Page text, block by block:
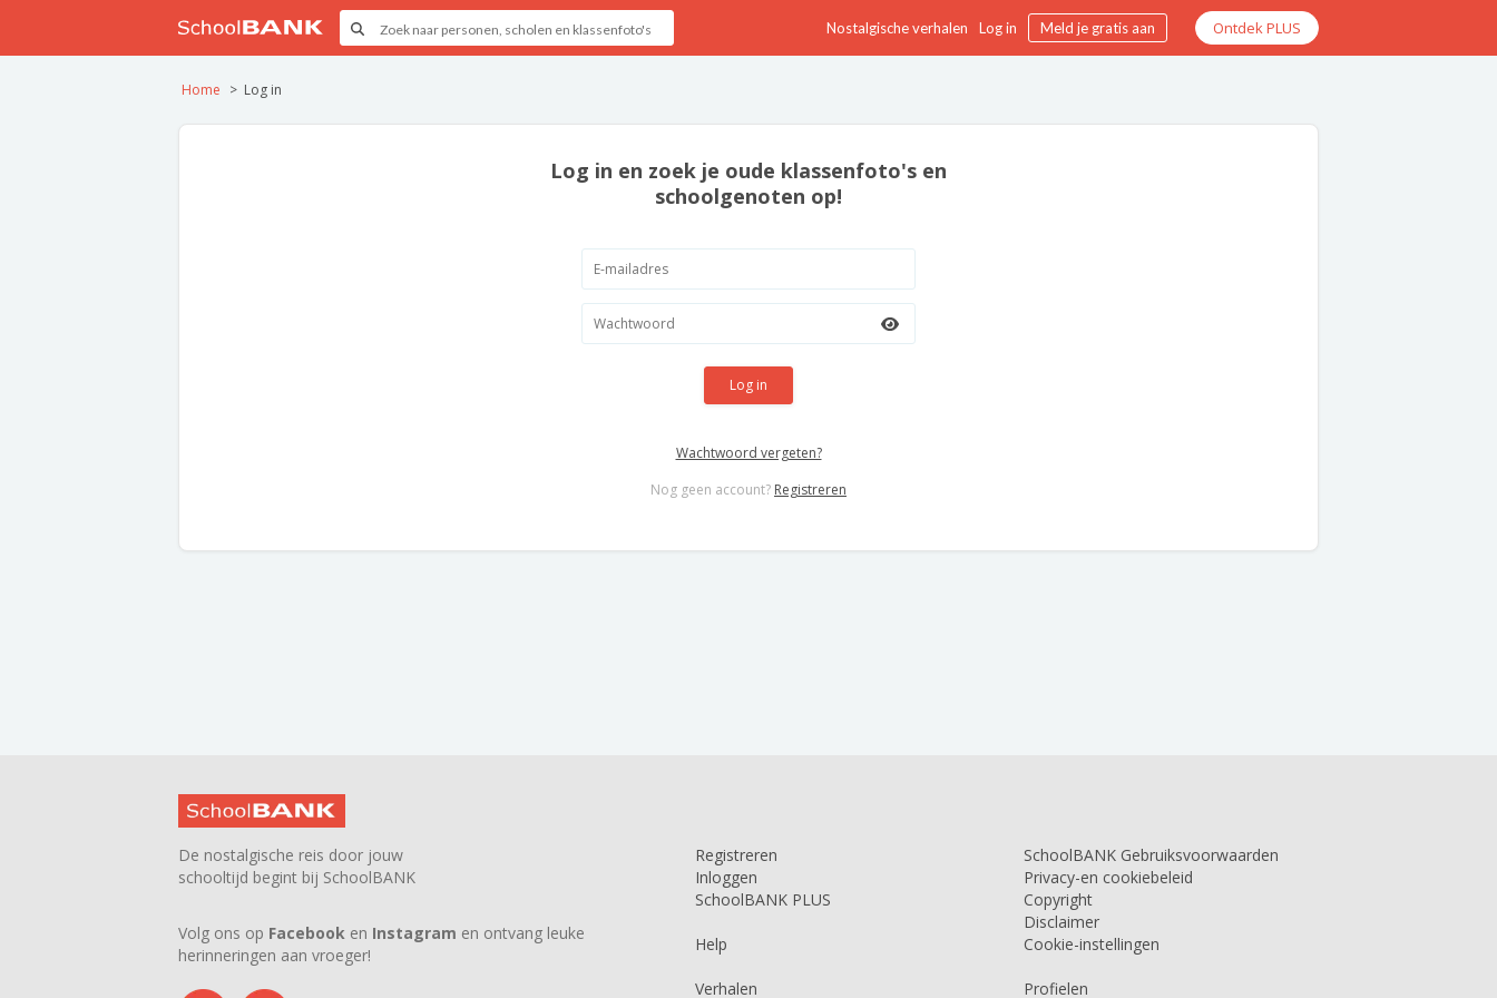
Nostalgische verhalen Log in Meld je gratis aan Ontdek PLUS
Home Log in
Log in en zoek je oude klassenfoto's en
schoolgenoten op!
Log in
Wachtwoord vergeten?
Nog geen account? Registreren
De nostalgische reis door jouw
schooltijd begint bij SchoolBANK
Volg ons op Facebook en Instagram en ontvang leuke
herinneringen aan vroeger!
Registreren
Inloggen
SchoolBANK PLUS
Help
Verhalen
SchoolBANK Gebruiksvoorwaarden
Privacy-en cookiebeleid
Copyright
Disclaimer
Cookie-instellingen
Profielen